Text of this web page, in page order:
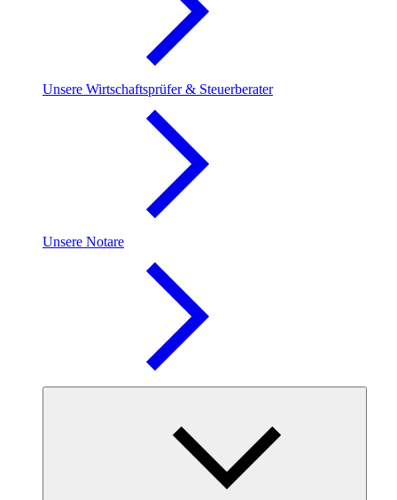
Unsere Wirtschaftsprüfer & Steuerberater
Unsere Notare